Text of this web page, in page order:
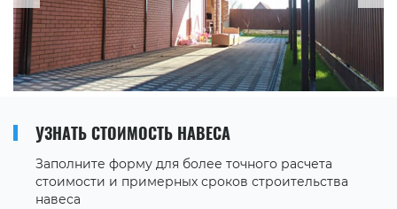
УЗНАТЬ СТОИМОСТЬ НАВЕСА
Заполните форму для более точного расчета
стоимости и примерных сроков строительства
навеса